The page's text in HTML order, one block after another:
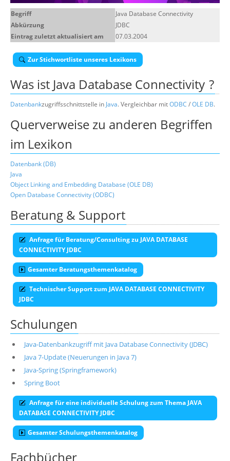
Begriff
Java Database Connectivity
Abkürzung
JDBC
Eintrag zuletzt aktualisiert am
07.03.2004
Zur Stichwortliste unseres Lexikons
Was ist Java Database Connectivity ?
Datenbankzugriffsschnittstelle in Java. Vergleichbar mitODBC /OLE DB.
Querverweise zu anderen Begriffen
im Lexikon
Datenbank (DB)
Java
Object Linking and Embedding Database (OLE DB)
Open Database Connectivity (ODBC)
Beratung & Support
Anfrage für Beratung/Consulting zu JAVA DATABASE
CONNECTIVITY JDBC
Gesamter Beratungsthemenkatalog
Technischer Support zum JAVA DATABASE CONNECTIVITY
JDBC
Schulungen
Java-Datenbankzugriff mit Java Database Connectivity (JDBC)
Java 7-Update (Neuerungen in Java 7)
Java-Spring (Springframework)
Spring Boot
Anfrage für eine individuelle Schulung zum Thema JAVA
DATABASE CONNECTIVITY JDBC
Gesamter Schulungsthemenkatalog
Fachbücher